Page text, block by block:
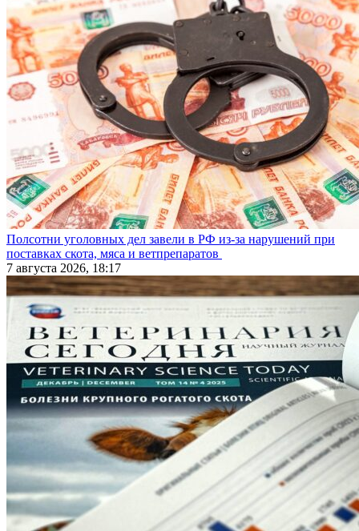
Полсотни уголовных дел завели в РФ из-за нарушений при
поставках скота, мяса и ветпрепаратов
7 августа 2026, 18:17